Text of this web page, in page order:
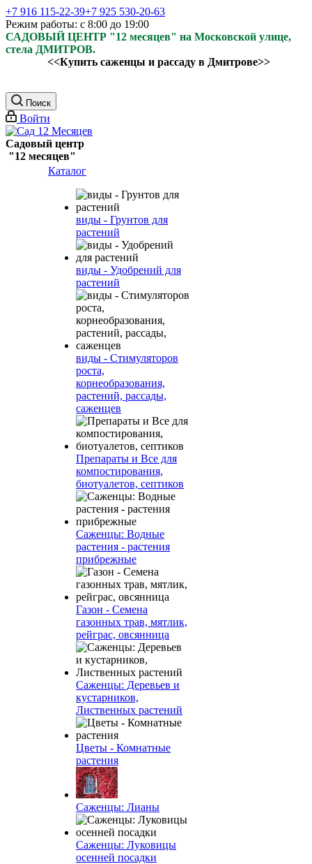
+7 916 115-22-39+7 925 530-20-63
Режим работы: с 8:00 до 19:00
САДОВЫЙ ЦЕНТР "12 месяцев" на Московской улице,
стела ДМИТРОВ.
<<Купить саженцы и рассаду в Дмитрове>>
Поиск
Войти
Садовый центр
"12 месяцев"
Каталог
виды - Грунтов для
растений
виды - Удобрений для
растений
виды - Стимуляторов
роста,
корнеобразования,
растений, рассады,
саженцев
Препараты и Все для
компостирования,
биотуалетов, септиков
Саженцы: Водные
растения - растения
прибрежные
Газон - Семена
газонных трав, мятлик,
рейграс, овсянница
Саженцы: Деревьев и
кустарников,
Лиственных растений
Цветы - Комнатные
растения
Саженцы: Лианы
Саженцы: Луковицы
осенней посадки